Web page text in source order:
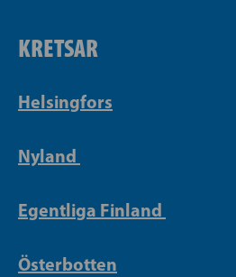
KRETSAR
Helsingfors
Nyland
Egentliga Finland
Österbotten